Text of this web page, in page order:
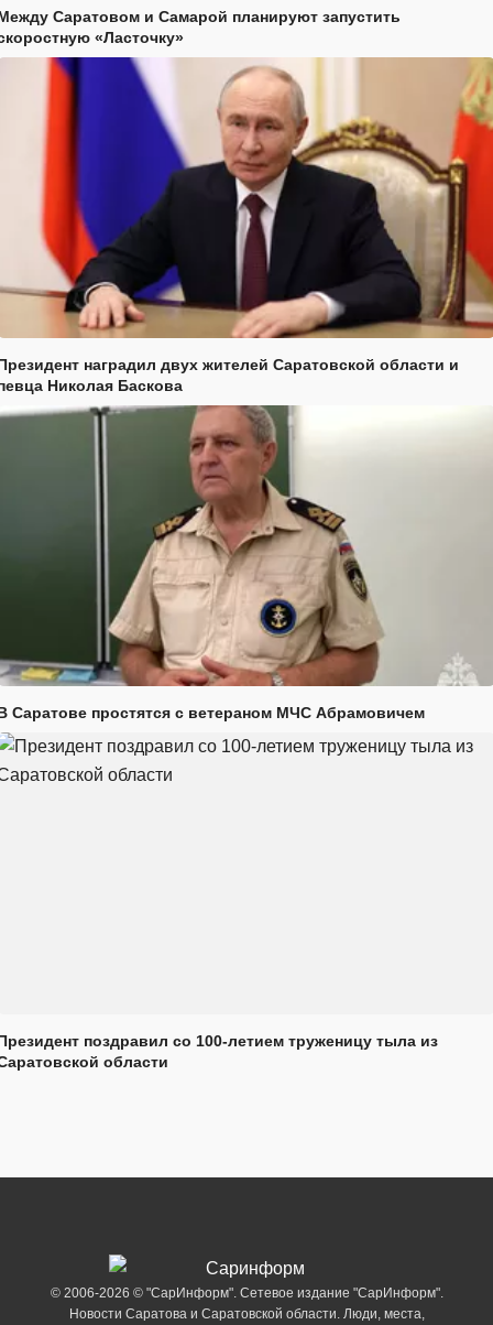
Саратовом и Самарой планируют запустить
«Ласточку»
наградил двух жителей Саратовской области и
Николая Баскова
Саратове простятся с ветераном МЧС Абрамовичем
поздравил со 100-летием труженицу тыла из
области
© 2006-2026 © "СарИнформ". Сетевое издание "СарИнформ".
Новости Саратова и Саратовской области. Люди, места,